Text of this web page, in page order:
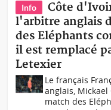
Info
Côte
l'arbitre anglais
des Eléphants
il est remplacé
Letexier
Le français
anglais,
match des